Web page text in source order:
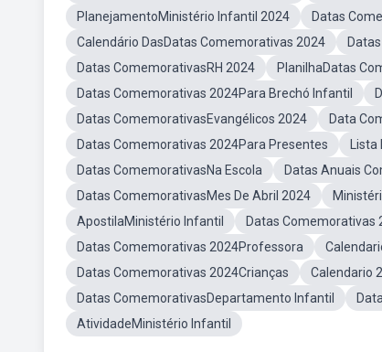
PlanejamentoMinistério Infantil 2024 Datas
Calendário DasDatas Comemorativas 2024
Datas ComemorativasRH 2024
PlanilhaDatas
Datas Comemorativas 2024Para Brechó Infantil
Datas ComemorativasEvangélicos 2024
Data
Datas Comemorativas 2024Para Presentes
Datas ComemorativasNa Escola
Datas Anuais
Datas ComemorativasMes De Abril 2024
ApostilaMinistério Infantil
Datas Comemorativas
Datas Comemorativas 2024Professora
Datas Comemorativas 2024Crianças
Calendario
Datas ComemorativasDepartamento Infantil
AtividadeMinistério Infantil